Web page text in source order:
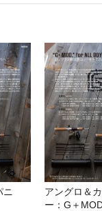
ニ
アングロ＆
ー：G＋